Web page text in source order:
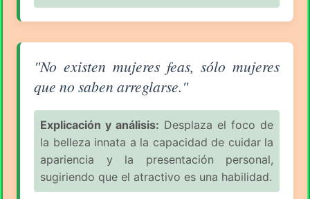
Aforismo sobre la Mujer (pág. 3/18) - Coco Chanel
"No existen mujeres feas, sólo mujeres
que no saben arreglarse."
Explicación y análisis: Desplaza el foco de
la belleza innata a la capacidad de cuidar la
apariencia y la presentación personal,
sugiriendo que el atractivo es una habilidad.